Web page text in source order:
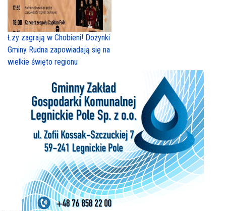
Łzy zagrają w Chobieni! Dożynki
Gminy Rudna zapowiadają się na
wielkie święto regionu